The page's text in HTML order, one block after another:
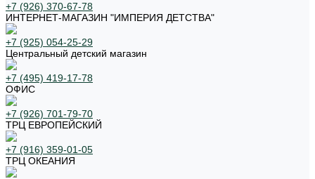
+7 (926) 370-67-78
ИНТЕРНЕТ-МАГАЗИН "ИМПЕРИЯ ДЕТСТВА"
+7 (925) 054-25-29
Центральный детский магазин
+7 (495) 419-17-78
ОФИС
+7 (926) 701-79-70
ТРЦ ЕВРОПЕЙСКИЙ
+7 (916) 359-01-05
ТРЦ ОКЕАНИЯ